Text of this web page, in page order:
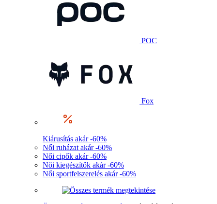
POC
Fox
Kiárusítás akár -60%
Női ruházat akár -60%
Női cipők akár -60%
Női kiegészítők akár -60%
Női sportfelszerelés akár -60%